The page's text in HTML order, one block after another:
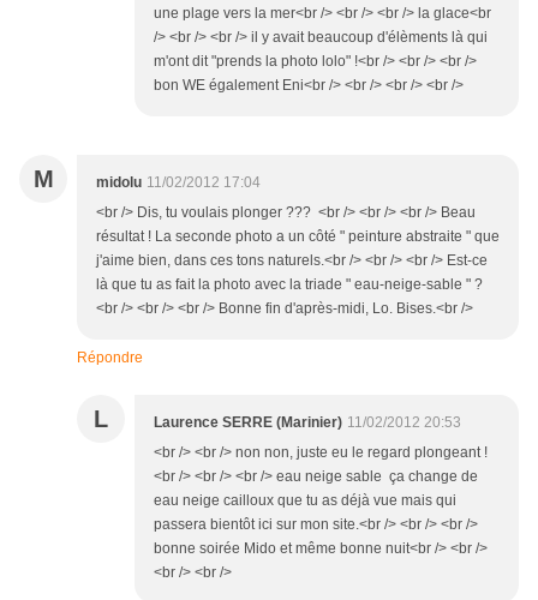
une plage vers la mer<br /> <br /> <br /> la glace<br
/> <br /> <br /> il y avait beaucoup d'élèments là qui
m'ont dit "prends la photo lolo" !<br /> <br /> <br />
bon WE également Eni<br /> <br /> <br /> <br />
M midolu 11/02/2012 17:04
<br /> Dis, tu voulais plonger ??? <br /> <br /> <br /> Beau
résultat ! La seconde photo a un côté " peinture abstraite " que
j'aime bien, dans ces tons naturels.<br /> <br /> <br /> Est-ce
là que tu as fait la photo avec la triade " eau-neige-sable " ?
<br /> <br /> <br /> Bonne fin d'après-midi, Lo. Bises.<br />
Répondre
L Laurence SERRE (Marinier) 11/02/2012 20:53
<br /> <br /> non non, juste eu le regard plongeant !
<br /> <br /> <br /> eau neige sable ça change de
eau neige cailloux que tu as déjà vue mais qui
passera bientôt ici sur mon site.<br /> <br /> <br />
bonne soirée Mido et même bonne nuit<br /> <br />
<br /> <br />